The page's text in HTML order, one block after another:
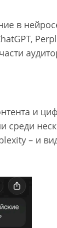
в
и
среди
– и